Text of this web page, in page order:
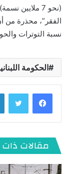
الفقر”، محذرة من
نسبة التوترات
الحكومة
مقالات